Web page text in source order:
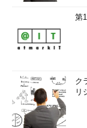
第
ク
リ